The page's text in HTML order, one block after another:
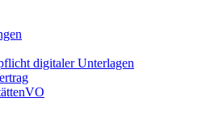
digitaler Unterlagen